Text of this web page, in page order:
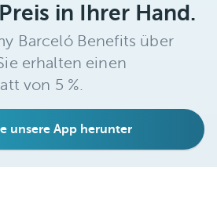
in Ihrer Hand.
Barceló Benefits über
erhalten einen
von 5 %.
unsere App herunter